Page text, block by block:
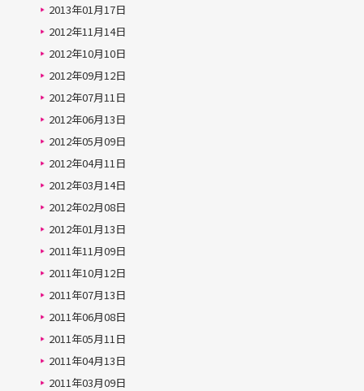
2013年01月17日
2012年11月14日
2012年10月10日
2012年09月12日
2012年07月11日
2012年06月13日
2012年05月09日
2012年04月11日
2012年03月14日
2012年02月08日
2012年01月13日
2011年11月09日
2011年10月12日
2011年07月13日
2011年06月08日
2011年05月11日
2011年04月13日
2011年03月09日